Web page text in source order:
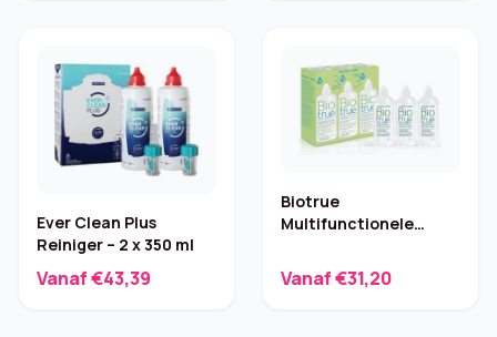
Ever Clean Plus
Reiniger – 2 x 350 ml
Vanaf €43,39
Biotrue
Multifunctionele
300 ml
Vanaf €31,20